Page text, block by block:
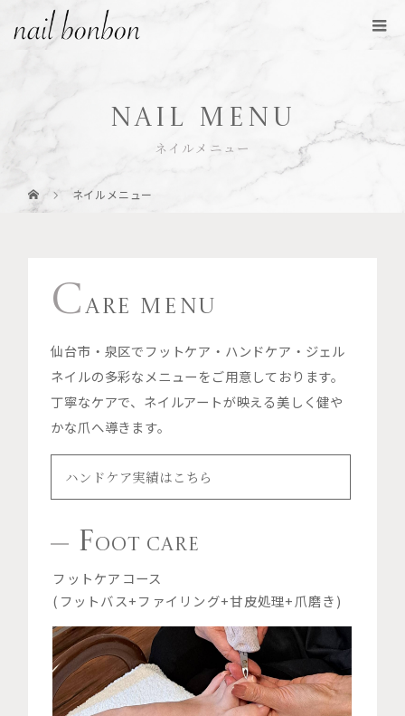
NAIL MENU
ネイルメニュー
ネイルメニュー
C ARE MENU
仙台市・泉区でフットケア・ハンドケア・ジェル
ネイルの多彩なメニューをご用意しております。
丁寧なケアで、ネイルアートが映える美しく健や
かな爪へ導きます。
ハンドケア実績はこちら
FOOT CARE
フットケアコース
(フットバス+ファイリング+甘皮処理+爪磨き)